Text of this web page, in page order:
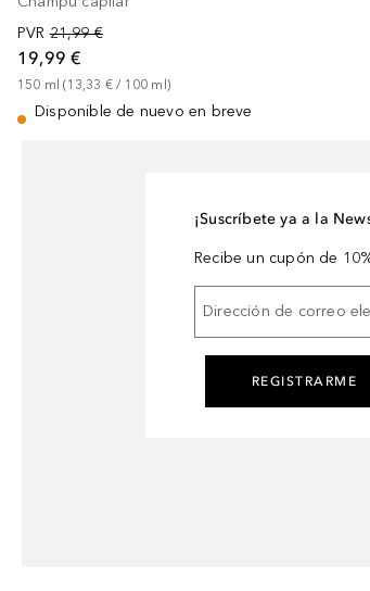
PVR 21,99 €
19,99 €
150 ml (13,33 € / 100 ml)
Disponible de nuevo en breve
¡Suscríbete ya a la
Recibe un cupón de
Dirección de correo
REGISTRARME